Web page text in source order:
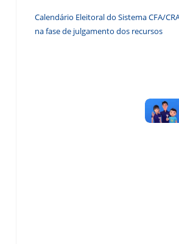
Calendário Eleitoral do Sistema CFA/
na fase de julgamento dos recursos